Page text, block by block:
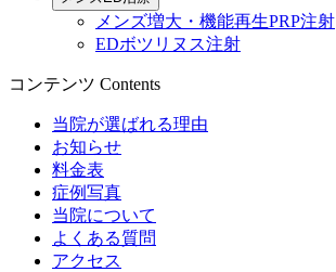
メンズ増大・機能再生PRP注射
EDボツリヌス注射
コンテンツ Contents
当院が選ばれる理由
お知らせ
料金表
症例写真
当院について
よくある質問
アクセス